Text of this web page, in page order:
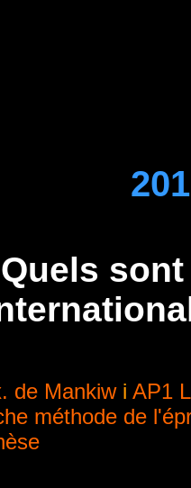
Quels
de Mankiwi AP1
méthode de